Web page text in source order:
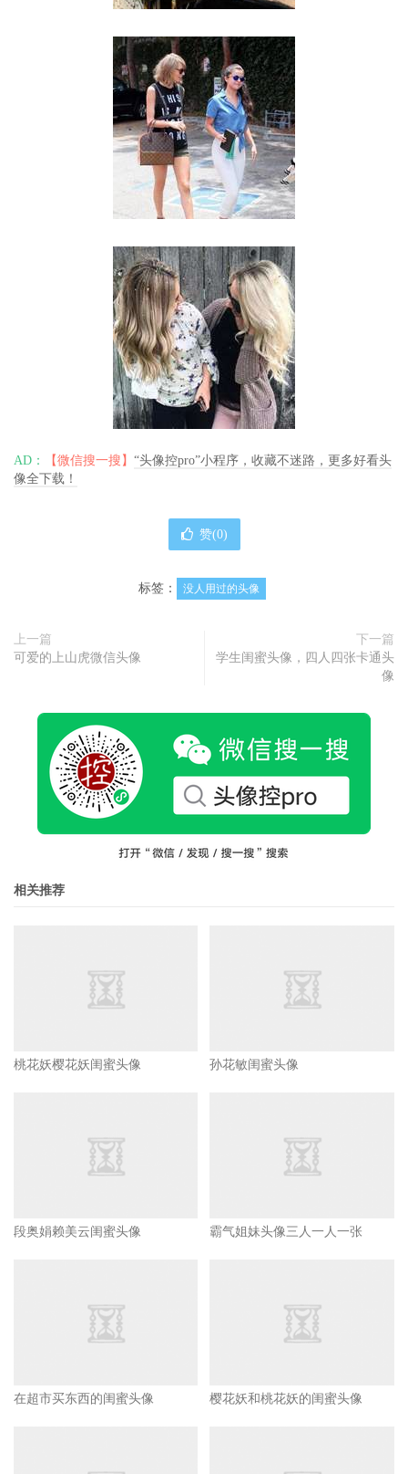
AD： 【微信搜一搜】 “头像控pro”小程序，收藏不迷路，更多好看头
像全下载！
赞(0)
标签： 没人用过的头像
上一篇
可爱的上山虎微信头像
下一篇
学生闺蜜头像，四人四张卡通头
像
相关推荐
桃花妖樱花妖闺蜜头像 孙花敏闺蜜头像
段奥娟赖美云闺蜜头像 霸气姐妹头像三人一人一张
在超市买东西的闺蜜头像 樱花妖和桃花妖的闺蜜头像